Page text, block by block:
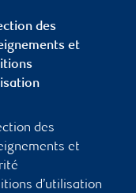
des
et
des
et
d’utilisation